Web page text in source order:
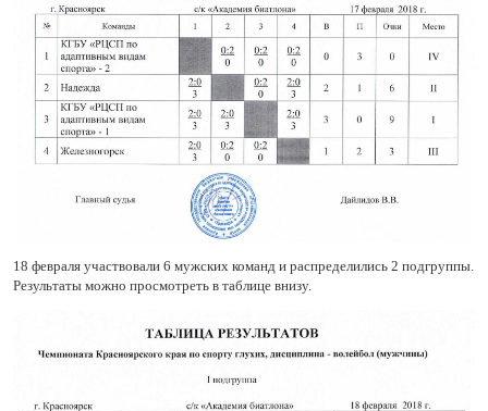
18 февраля участвовали 6 мужских команд и распределились 2 подгруппы.
Результаты можно просмотреть в таблице внизу.